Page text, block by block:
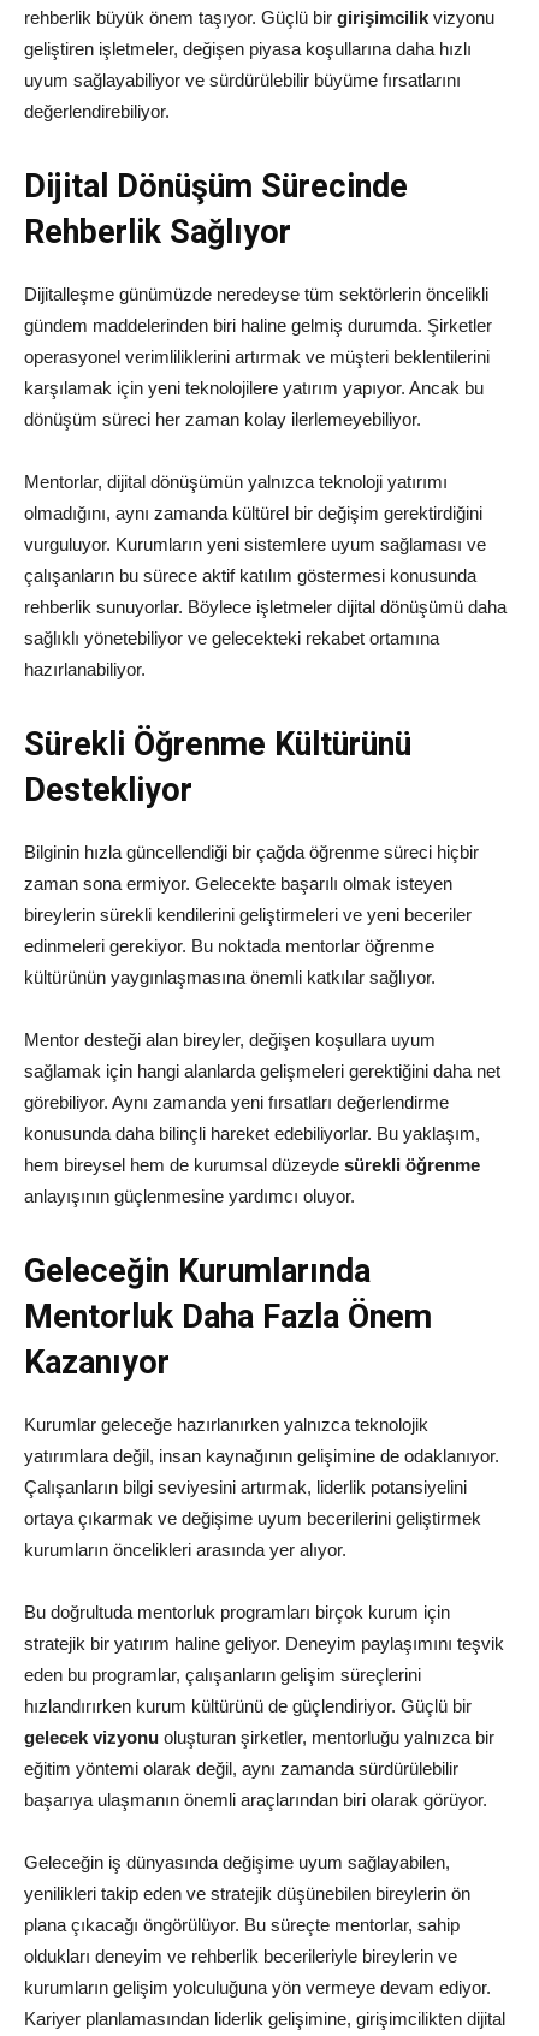
rehberlik büyük önem taşıyor. Güçlü bir girişimcilik vizyonu
geliştiren işletmeler, değişen piyasa koşullarına daha hızlı
uyum sağlayabiliyor ve sürdürülebilir büyüme fırsatlarını
değerlendirebiliyor.
Dijital Dönüşüm Sürecinde
Rehberlik Sağlıyor
Dijitalleşme günümüzde neredeyse tüm sektörlerin öncelikli
gündem maddelerinden biri haline gelmiş durumda. Şirketler
operasyonel verimliliklerini artırmak ve müşteri beklentilerini
karşılamak için yeni teknolojilere yatırım yapıyor. Ancak bu
dönüşüm süreci her zaman kolay ilerlemeyebiliyor.
Mentorlar, dijital dönüşümün yalnızca teknoloji yatırımı
olmadığını, aynı zamanda kültürel bir değişim gerektirdiğini
vurguluyor. Kurumların yeni sistemlere uyum sağlaması ve
çalışanların bu sürece aktif katılım göstermesi konusunda
rehberlik sunuyorlar. Böylece işletmeler dijital dönüşümü daha
sağlıklı yönetebiliyor ve gelecekteki rekabet ortamına
hazırlanabiliyor.
Sürekli Öğrenme Kültürünü
Destekliyor
Bilginin hızla güncellendiği bir çağda öğrenme süreci hiçbir
zaman sona ermiyor. Gelecekte başarılı olmak isteyen
bireylerin sürekli kendilerini geliştirmeleri ve yeni beceriler
edinmeleri gerekiyor. Bu noktada mentorlar öğrenme
kültürünün yaygınlaşmasına önemli katkılar sağlıyor.
Mentor desteği alan bireyler, değişen koşullara uyum
sağlamak için hangi alanlarda gelişmeleri gerektiğini daha net
görebiliyor. Aynı zamanda yeni fırsatları değerlendirme
konusunda daha bilinçli hareket edebiliyorlar. Bu yaklaşım,
hem bireysel hem de kurumsal düzeyde sürekli öğrenme
anlayışının güçlenmesine yardımcı oluyor.
Geleceğin Kurumlarında
Mentorluk Daha Fazla Önem
Kazanıyor
Kurumlar geleceğe hazırlanırken yalnızca teknolojik
yatırımlara değil, insan kaynağının gelişimine de odaklanıyor.
Çalışanların bilgi seviyesini artırmak, liderlik potansiyelini
ortaya çıkarmak ve değişime uyum becerilerini geliştirmek
kurumların öncelikleri arasında yer alıyor.
Bu doğrultuda mentorluk programları birçok kurum için
stratejik bir yatırım haline geliyor. Deneyim paylaşımını teşvik
eden bu programlar, çalışanların gelişim süreçlerini
hızlandırırken kurum kültürünü de güçlendiriyor. Güçlü bir
gelecek vizyonu oluşturan şirketler, mentorluğu yalnızca bir
eğitim yöntemi olarak değil, aynı zamanda sürdürülebilir
başarıya ulaşmanın önemli araçlarından biri olarak görüyor.
Geleceğin iş dünyasında değişime uyum sağlayabilen,
yenilikleri takip eden ve stratejik düşünebilen bireylerin ön
plana çıkacağı öngörülüyor. Bu süreçte mentorlar, sahip
oldukları deneyim ve rehberlik becerileriyle bireylerin ve
kurumların gelişim yolculuğuna yön vermeye devam ediyor.
Kariyer planlamasından liderlik gelişimine, girişimcilikten dijital